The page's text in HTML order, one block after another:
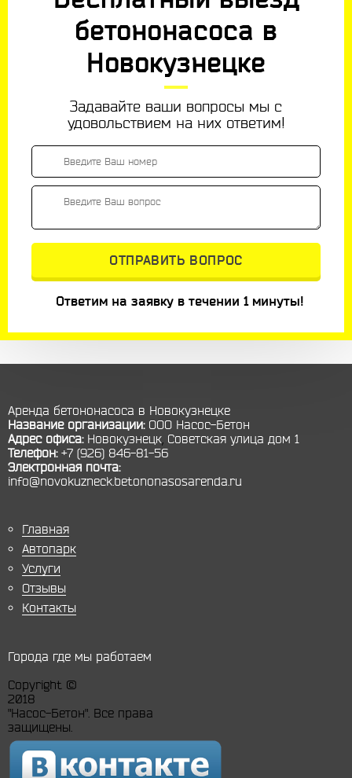
бетононасоса в
Новокузнецке
Задавайте ваши вопросы мы с
удовольствием на них ответим!
Ответим на заявку в течении 1 минуты!
Аренда бетононасоса в Новокузнецке
Название организации: ООО Насос-Бетон
Адрес офиса: Новокузнецк Советская улица дом 1
Телефон: +7 (926) 846-81-56
Электронная почта:
info@novokuzneck.betononasosarenda.ru
Главная
Автопарк
Услуги
Отзывы
Контакты
Города где мы работаем
Copyright ©
2018
"Насос-Бетон". Все права
защищены.